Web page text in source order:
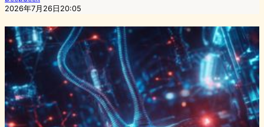
2026年7月26日20:05